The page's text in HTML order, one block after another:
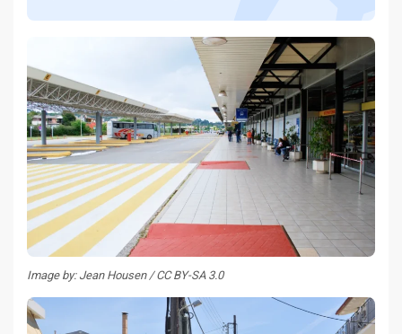
Image by: Jean Housen / CC BY-SA 3.0